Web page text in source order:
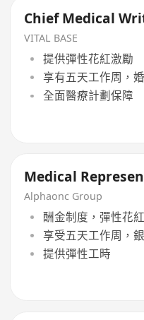
Chief Medical
VITAL BASE
提供彈性花紅激勵
享有五天工作周，
全面醫療計劃保障
Medical
Alphaonc Group
酬金制度，彈性花
享受五天工作周，
提供彈性工時